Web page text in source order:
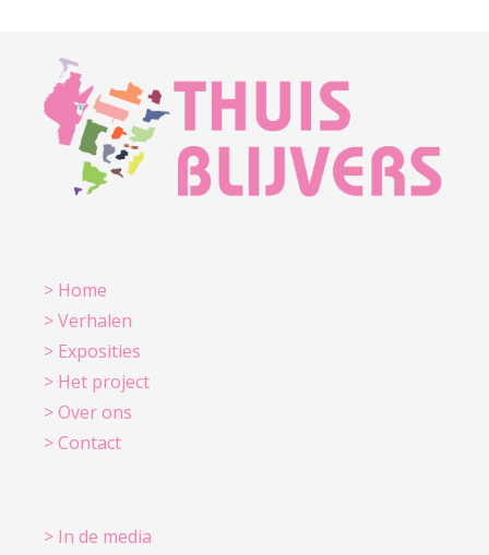
> Home
> Verhalen
> Exposities
> Het project
> Over ons
> Contact
> In de media